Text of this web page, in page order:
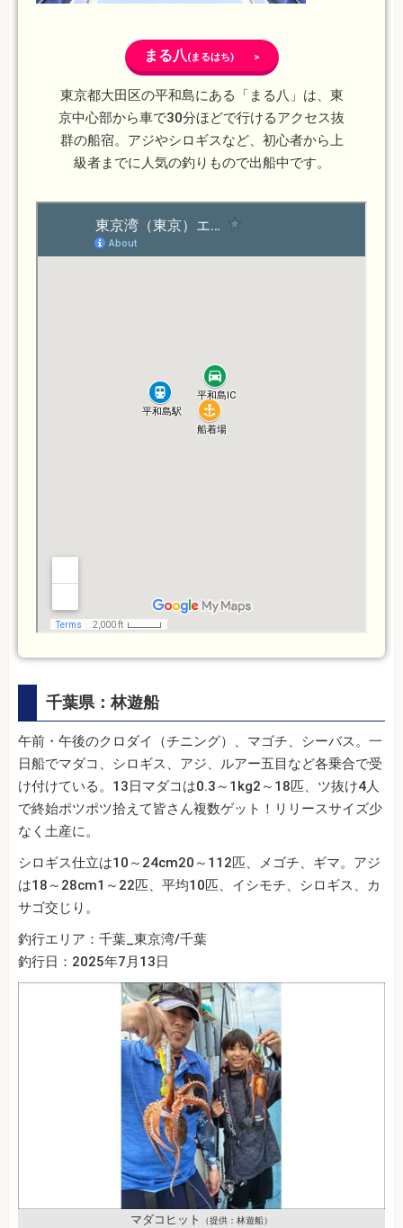
まる八(まるはち) >
東京都大田区の平和島にある「まる八」は、東
京中心部から車で30分ほどで行けるアクセス抜
群の船宿。アジやシロギスなど、初心者から上
級者までに人気の釣りもので出船中です。
千葉県：林遊船
午前・午後のクロダイ（チニング）、マゴチ、シーバス。一
日船でマダコ、シロギス、アジ、ルアー五目など各乗合で受
け付けている。13日マダコは0.3～1kg2～18匹、ツ抜け4人
で終始ポツポツ拾えて皆さん複数ゲット！リリースサイズ少
なく土産に。
シロギス仕立は10～24cm20～112匹、メゴチ、ギマ。アジ
は18～28cm1～22匹、平均10匹、イシモチ、シロギス、カ
サゴ交じり。
釣行エリア：千葉_東京湾/千葉
釣行日：2025年7月13日
マダコヒット （提供：林遊船）